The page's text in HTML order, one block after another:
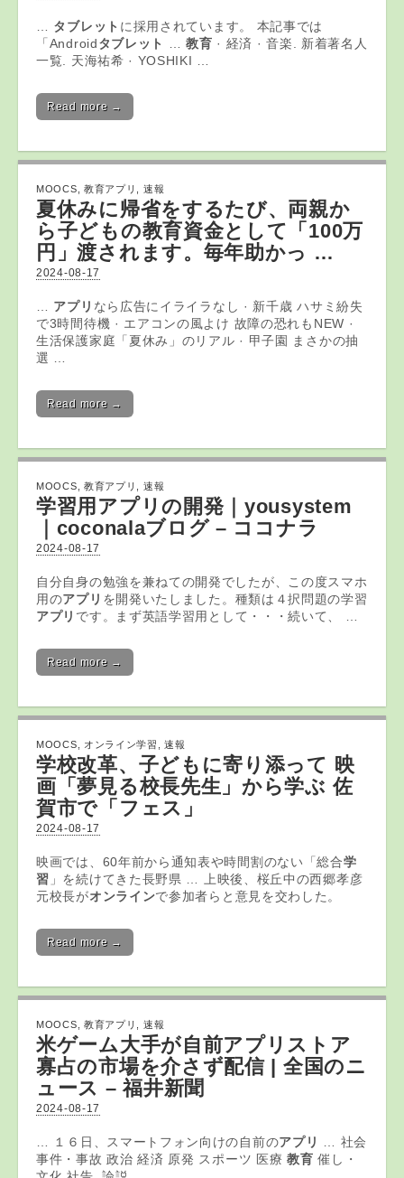
タブレット に採用されています。 本記事では
「Androidタブレット …教育 · 経済 · 音楽. 新着著名人
一覧. 天海祐希 · YOSHIKI …
Read more →
MOOCS 教育アプリ 速報
夏休みに帰省をするたび、両親か
ら子どもの教育資金として「100万
円」渡されます。毎年助かっ …
2024-08-17
アプリ なら広告にイライラなし · 新千歳 ハサミ紛失
で3時間待機 · エアコンの風よけ 故障の恐れもNEW ·
生活保護家庭「夏休み」のリアル · 甲子園 まさかの抽
選 …
Read more →
MOOCS 教育アプリ 速報
学習用 アプリ の開発｜yousystem
｜coconalaブログ – ココナラ
2024-08-17
自分自身の勉強を兼ねての開発でしたが、この度スマホ
用のアプリ を開発いたしました。種類は４択問題の学習
アプリ です。まず英語学習用として・・・続いて、 …
Read more →
MOOCS オンライン学習 ,速報
学校改革、子どもに寄り添って 映
画「夢見る校長先生」から学ぶ 佐
賀市で「フェス」
2024-08-17
映画では、60年前から通知表や時間割のない「総合学
習 」を続けてきた長野県 … 上映後、桜丘中の西郷孝彦
元校長がオンラインで参加者らと意見を交わした。
Read more →
MOOCS 教育アプリ 速報
米ゲーム大手が自前アプリ ストア
寡占の市場を介さず配信 | 全国のニ
ュース – 福井新聞
2024-08-17
… １６日、スマートフォン向けの自前のアプリ
… 社会
事件・事故 政治 経済 原発 スポーツ 医療教育 催し・